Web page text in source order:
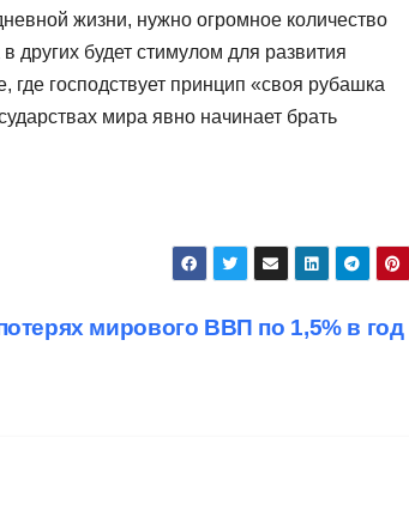
жизни, нужно огромное количество
других будет стимулом для развития
господствует принцип «своя рубашка
мира явно начинает брать
мирового ВВП по 1,5% в год